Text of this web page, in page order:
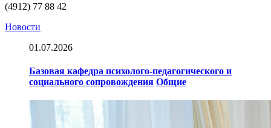
(4912) 77 88 42
Новости
01.07.2026
Базовая кафедра психолого-педагогического и
социального сопровождения Общие